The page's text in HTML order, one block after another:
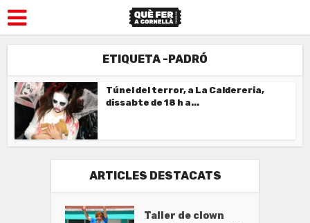
ETIQUETA -PADRÓ
Túnel del terror, a La Caldereria,
dissabte de 18 h a...
ARTICLES DESTACATS
Taller de clown